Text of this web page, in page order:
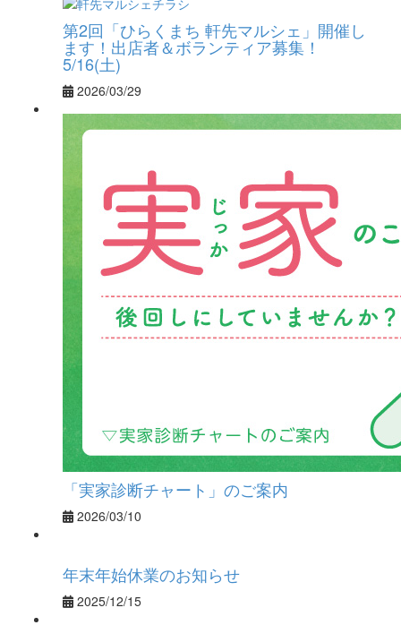
第2回「ひらくまち 軒先マルシェ」開催し
ます！出店者＆ボランティア募集！
5/16(土)
2026/03/29
「実家診断チャート」のご案内
2026/03/10
年末年始休業のお知らせ
2025/12/15